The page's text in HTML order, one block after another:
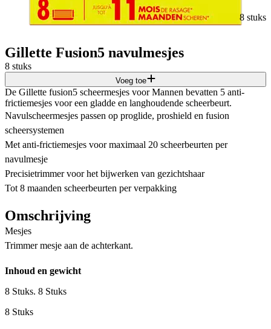
8 stuks
Gillette Fusion5 navulmesjes
8 stuks
Voeg toe
De Gillette fusion5 scheermesjes voor Mannen bevatten 5 anti-
frictiemesjes voor een gladde en langhoudende scheerbeurt.
Navulscheermesjes passen op proglide, proshield en fusion
scheersystemen
Met anti-frictiemesjes voor maximaal 20 scheerbeurten per
navulmesje
Precisietrimmer voor het bijwerken van gezichtshaar
Tot 8 maanden scheerbeurten per verpakking
Omschrijving
Mesjes
Trimmer mesje aan de achterkant.
Inhoud en gewicht
8 Stuks. 8 Stuks
8 Stuks